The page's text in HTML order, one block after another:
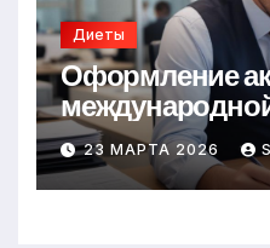
Диеты
Оформление
23 МАРТА 2026